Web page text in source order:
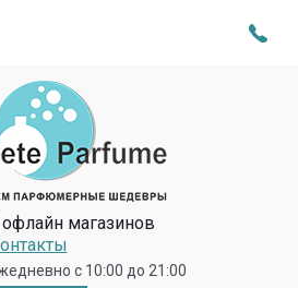
офлайн магазинов
с 10:00 до 21:00